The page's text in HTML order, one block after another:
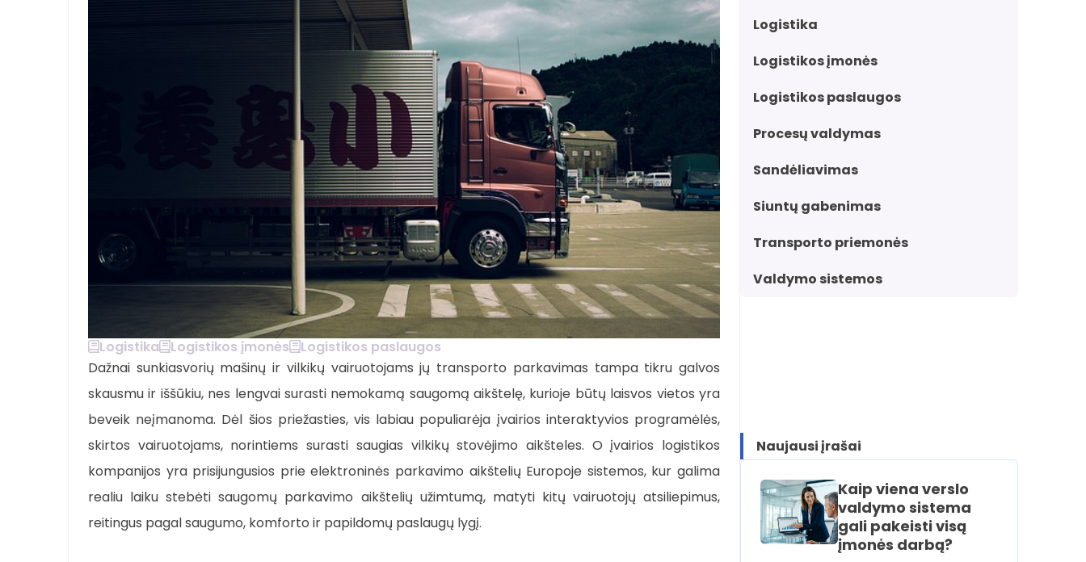
Logistika Logistikos įmonės
Logistikos paslaugos
Dažnai sunkiasvorių mašinų ir vilkikų vairuotojams jų transporto parkavimas tampa tikru galvos
skausmu ir iššūkiu, nes lengvai surasti nemokamą saugomą aikštelę, kurioje būtų laisvos vietos yra
beveik neįmanoma. Dėl šios priežasties, vis labiau populiarėja įvairios interaktyvios programėlės,
skirtos vairuotojams, norintiems surasti saugias vilkikų stovėjimo aikšteles. O įvairios logistikos
kompanijos yra prisijungusios prie elektroninės parkavimo aikštelių Europoje sistemos, kur galima
realiu laiku stebėti saugomų parkavimo aikštelių užimtumą, matyti kitų vairuotojų atsiliepimus,
reitingus pagal saugumo, komforto ir papildomų paslaugų lygį.
Logistika
Logistikos įmonės
Logistikos paslaugos
Procesų valdymas
Sandėliavimas
Siuntų gabenimas
Transporto priemonės
Valdymo sistemos
Naujausi įrašai
Kaip viena verslo
valdymo sistema
gali pakeisti visą
įmonės darbą?